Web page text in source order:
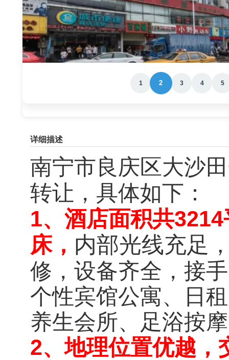
1 2 3 4 5
详细描述
南宁市良庆区大沙
转让，具体如下：
1、酒店面积共
床， 内部光线充足
修，设备齐全，接
个性宾馆公寓、日
养生会所、
足浴按
2、地理位置优越，